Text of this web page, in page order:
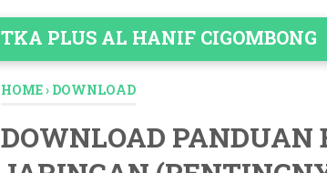
TKA PLUS AL HANIF CIGOMBONG
HOME› DOWNLOAD
DOWNLOAD